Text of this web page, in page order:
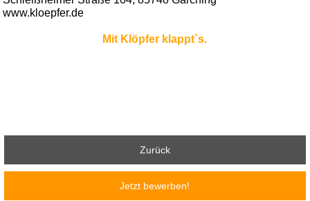
www.kloepfer.de
Mit Klöpfer klappt`s.
Zurück
Jetzt bewerben!